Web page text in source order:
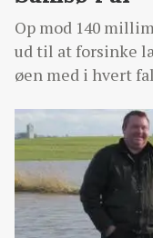
Op mod 140
ud til at forsinke
øen med i hvert